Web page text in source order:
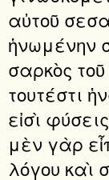
αὐτοῦ
ἡνωμένην
σαρκὸς
τουτέστι
εἰσὶ
μὲν γὰρ
λόγου καὶ